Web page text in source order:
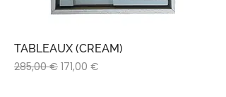
TABLEAUX (CREAM)
Prix original
285,00 € Prix promotionnel
171,00 €